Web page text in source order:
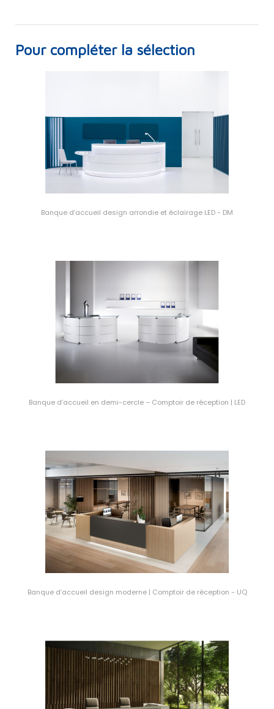
Pour compléter la sélection
Banque d’accueil design arrondie et éclairage LED - DM
Banque d’accueil en demi-cercle – Comptoir de réception | LED
Banque d’accueil design moderne | Comptoir de réception - UQ